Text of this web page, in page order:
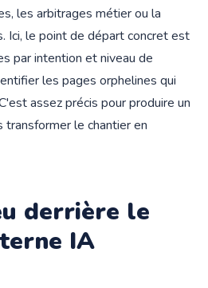
les arbitrages métier ou la
Ici, le point de départ concret est
par intention et niveau de
les pages orphelines qui
assez précis pour produire un
transformer le chantier en
derrière le
IA